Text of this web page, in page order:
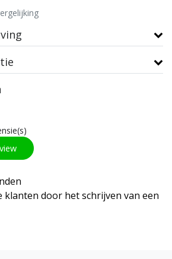
klanten door het schrijven van een